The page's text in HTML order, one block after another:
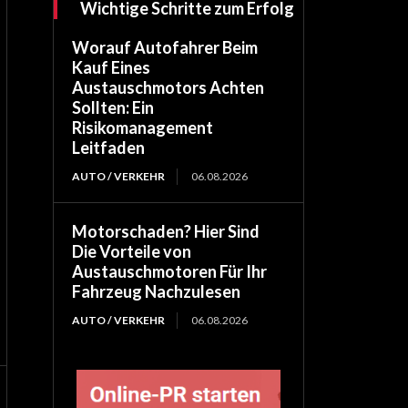
Wichtige Schritte zum Erfolg
Worauf Autofahrer Beim
Kauf Eines
Austauschmotors Achten
Sollten: Ein
Risikomanagement
Leitfaden
AUTO / VERKEHR 06.08.2026
Motorschaden? Hier Sind
Die Vorteile von
Austauschmotoren Für Ihr
Fahrzeug Nachzulesen
AUTO / VERKEHR 06.08.2026